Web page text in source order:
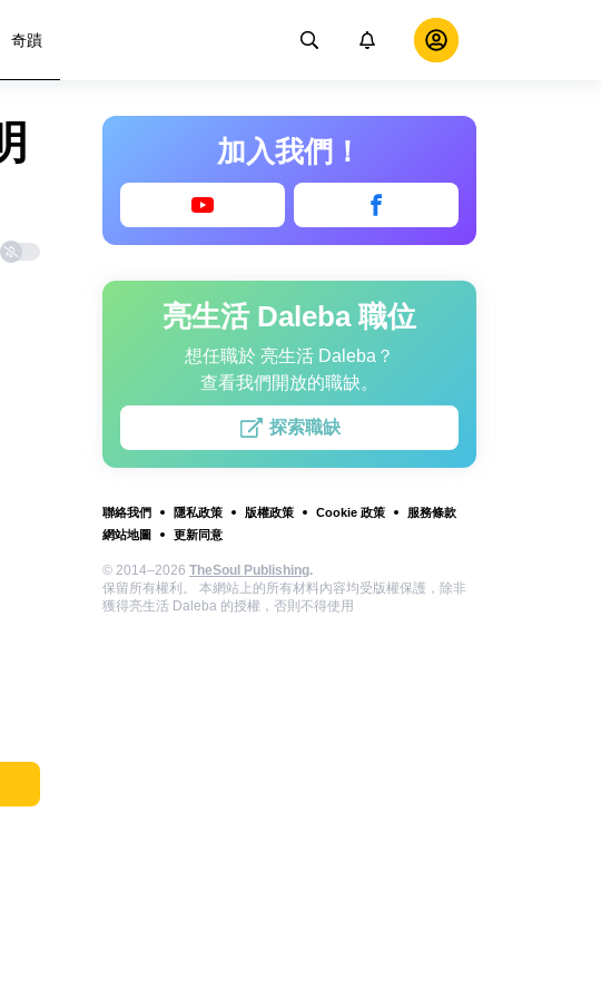
奇蹟
加入我們！
亮生活 Daleba 職位
想任職於 亮生活 Daleba？
查看我們開放的職缺。
探索職缺
聯絡我們 隱私政策 版權政策 Cookie 政策
服務條款
網站地圖
更新同意
© 2014–2026 TheSoul Publishing.
保留所有權利。 本網站上的所有材料內容均受版權保護，除非
獲得亮生活 Daleba 的授權，否則不得使用